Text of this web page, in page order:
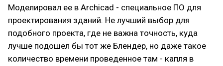
Моделировал ее в Archicad - специальное ПО для
проектирования зданий. Не лучший выбор для
подобного проекта, где не важна точность, куда
лучше подошел бы тот же Блендер, но даже такое
количество времени проведенное там - капля в